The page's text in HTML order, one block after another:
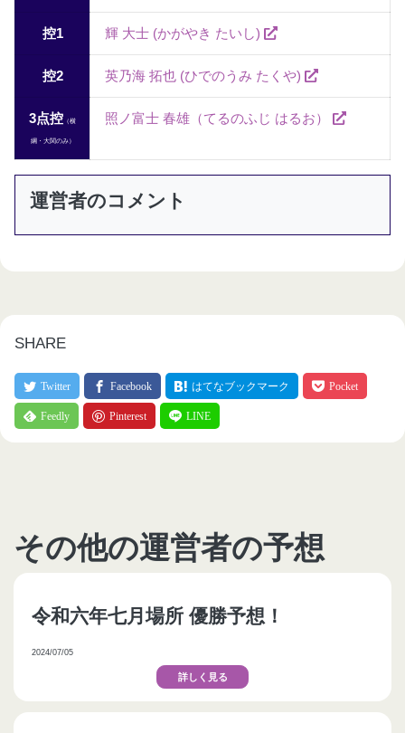
控1 輝 大士 (かがやき たいし)
控2 英乃海 拓也 (ひでのうみ たくや)
3点控 （横
綱・大関のみ）
照ノ富士 春雄（てるのふじ はるお）
運営者のコメント
SHARE
その他の運営者の予想
令和六年七月場所 優勝予想！
2024/07/05
詳しく見る